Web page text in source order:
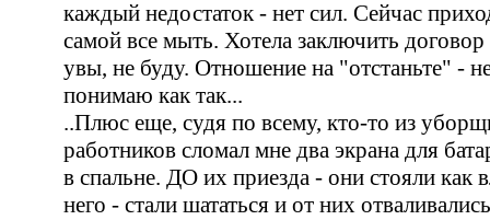
каждый недостаток - нет сил. Сейчас
самой все мыть. Хотела заключить
увы, не буду. Отношение на "отстаньте" -
понимаю как так...
..Плюс еще, судя по всему, кто-то из
работников сломал мне два экрана для
в спальне. ДО их приезда - они стояли
него - стали шататься и от них